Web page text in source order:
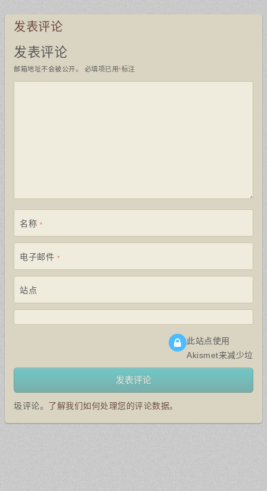
发表评论
发表评论
邮箱地址不会被公开。 必填项已用*标注
名称 *
电子邮件 *
站点
此站点使用
Akismet来减少垃
圾评论。 了解我们如何处理您的评论数据。